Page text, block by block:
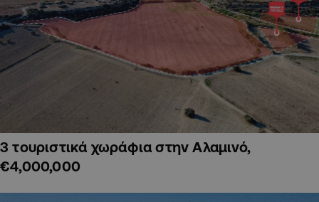
3 τουριστικά χωράφια στην Αλαμινό,
€4,000,000